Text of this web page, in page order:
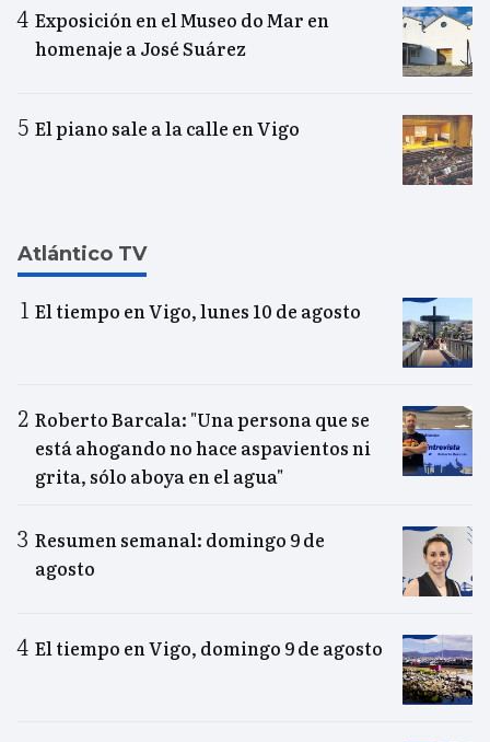
Exposición en el Museo do Mar en
homenaje a José Suárez
El piano sale a la calle en Vigo
Atlántico TV
El tiempo en Vigo, lunes 10 de agosto
Roberto Barcala: "Una persona que se
está ahogando no hace aspavientos ni
grita, sólo aboya en el agua"
Resumen semanal: domingo 9 de
agosto
El tiempo en Vigo, domingo 9 de agosto